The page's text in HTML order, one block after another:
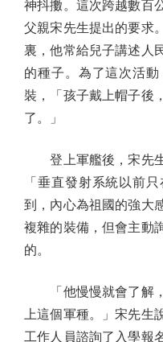
神抖擻。這次跨越數百
父親宋先生提出的要求
裏，他常給兒子講述人
的種子。為了這次活
裝，「孩子戴上帽子後
了。」
登上軍艦後，宋先生
「垂直發射系統以前
到，內心為祖國的強大
複雜的裝備，但會主動
的。
「他慢慢就會了解，
上這個軍種。」宋先生
工作人員諮詢了入學報